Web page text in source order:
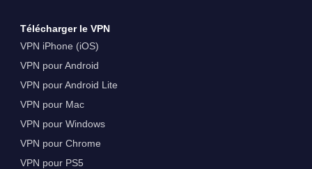
Télécharger le VPN
VPN iPhone (iOS)
VPN pour Android
VPN pour Android Lite
VPN pour Mac
VPN pour Windows
VPN pour Chrome
VPN pour PS5